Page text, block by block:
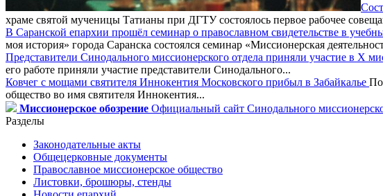
храме святой мученицы Татианы при ДГТУ состоялось первое рабочее
В Саранской епархии прошёл семинар о православном свидетельстве в
моя история» города Саранска состоялся семинар «Миссионерская
Представители Синодального миссионерского отдела приняли участие в X
его работе приняли участие представители Синодального...
Ковчег с мощами святителя Иннокентия Московского прибыл в Забайкалье По
общество во имя святителя Иннокентия...
Миссионерское обозрение Официальный сайт Синодального
Разделы
Законодательные акты
Общецерковные документы
Православное миссионерское общество
Листовки, брошюры, стенды